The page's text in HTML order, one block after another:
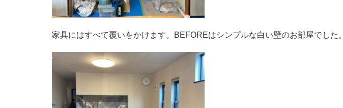
家具にはすべて覆いをかけます。BEFOREはシンプルな白い壁のお部屋でした。